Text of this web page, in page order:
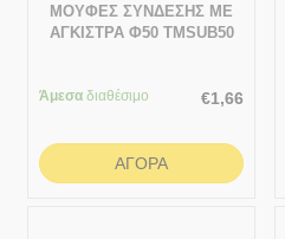
ΜΟΥΦΕΣ ΣΥΝΔΕΣΗΣ ΜΕ
ΑΓΚΙΣΤΡΑ Φ50 TMSUB50
Άμεσα διαθέσιμο €1,66
ΑΓΟΡΆ